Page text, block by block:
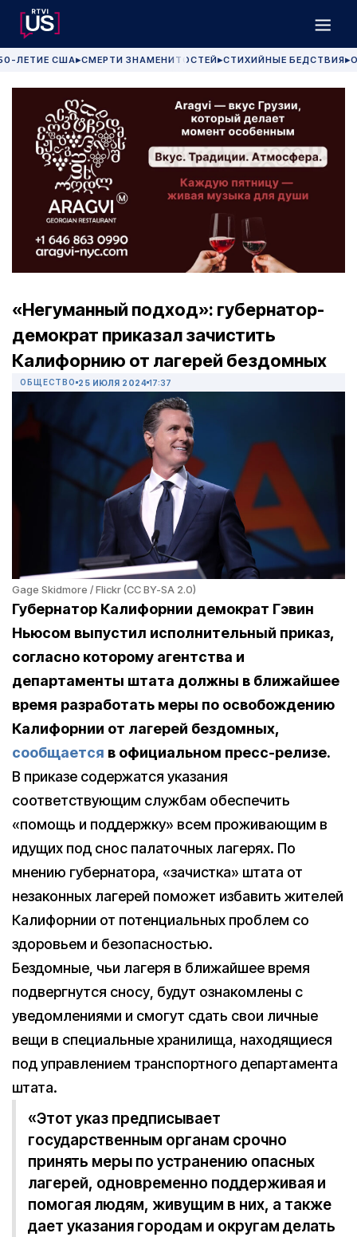
ЛЕТИЕ США▶СМЕРТИ ЗНАМЕНИТОСТЕЙ▶СТИХИЙНЫЕ БЕДСТВИЯ▶
«Негуманный подход»: губернатор-
демократ приказал зачистить
Калифорнию от лагерей бездомных
ОБЩЕСТВО 25 ИЮЛЯ 2024 17:37
Gage Skidmore / Flickr (CC BY-SA 2.0)
Губернатор Калифорнии демократ Гэвин
Ньюсом выпустил исполнительный приказ,
согласно которому агентства и
департаменты штата должны в ближайшее
время разработать меры по освобождению
Калифорнии от лагерей бездомных,
сообщается в официальном пресс-релизе.
В приказе содержатся указания
соответствующим службам обеспечить
«помощь и поддержку» всем проживающим в
идущих под снос палаточных лагерях. По
мнению губернатора, «зачистка» штата от
незаконных лагерей поможет избавить жителей
Калифорнии от потенциальных проблем со
здоровьем и безопасностью.
Бездомные, чьи лагеря в ближайшее время
подвергнутся сносу, будут ознакомлены с
уведомлениями и смогут сдать свои личные
вещи в специальные хранилища, находящиеся
под управлением транспортного департамента
штата.
«Этот указ предписывает
государственным органам срочно
принять меры по устранению опасных
лагерей, одновременно поддерживая и
помогая людям, живущим в них, а также
дает указания городам и округам делать